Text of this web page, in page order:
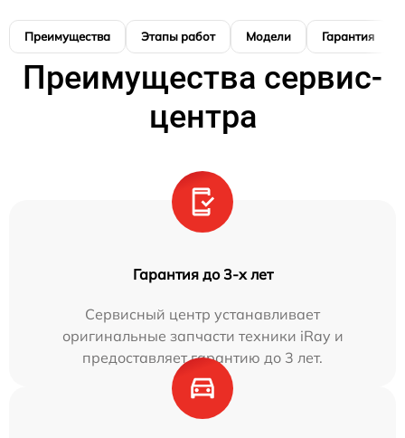
Преимущества Этапы работ Модели Гарантия
Преимущества сервис-
центра
Гарантия до 3-х лет
Сервисный центр устанавливает
оригинальные запчасти техники iRay и
предоставляет гарантию до 3 лет.